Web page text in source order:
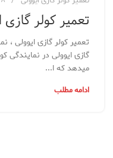
تعمیر کولر گازی
تعمیر کولر گازی ایوولی ،
گازی ایوولی در نمایندگی
میدهد که ا...
ادامه مطلب